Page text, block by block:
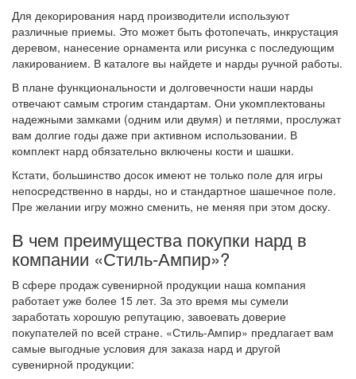
Для декорирования нард производители используют
различные приемы. Это может быть фотопечать, инкрустация
деревом, нанесение орнамента или рисунка с последующим
лакированием. В каталоге вы найдете и нарды ручной работы.
В плане функциональности и долговечности наши нарды
отвечают самым строгим стандартам. Они укомплектованы
надежными замками (одним или двумя) и петлями, прослужат
вам долгие годы даже при активном использовании. В
комплект нард обязательно включены кости и шашки.
Кстати, большинство досок имеют не только поле для игры
непосредственно в нарды, но и стандартное шашечное поле.
Пре желании игру можно сменить, не меняя при этом доску.
В чем преимущества покупки нард в
компании «Стиль-Ампир»?
В сфере продаж сувенирной продукции наша компания
работает уже более 15 лет. За это время мы сумели
заработать хорошую репутацию, завоевать доверие
покупателей по всей стране. «Стиль-Ампир» предлагает вам
самые выгодные условия для заказа нард и другой
сувенирной продукции: